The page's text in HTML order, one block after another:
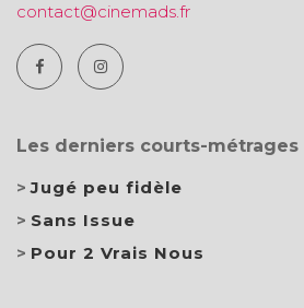
contact@cinemads.fr
Les derniers courts-métrages
Jugé peu fidèle
Sans Issue
Pour 2 Vrais Nous